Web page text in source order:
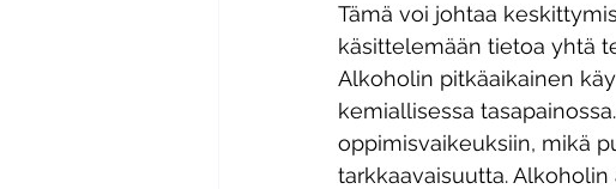
Tämä voi johtaa
käsittelemään tietoa yhtä
Alkoholin pitkäaikainen
kemiallisessa
oppimisvaikeuksiin, mikä
tarkkaavaisuutta.